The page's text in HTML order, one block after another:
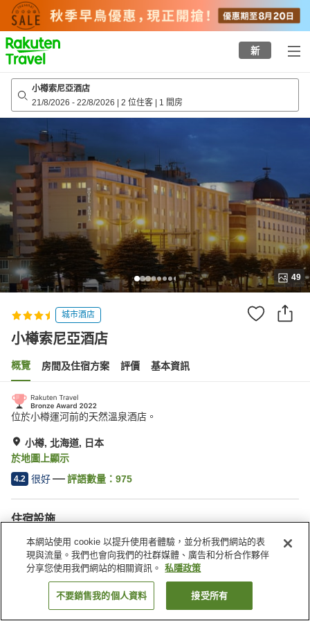
to
top
page
新
小樽索尼亞酒店
21/8/2026 - 22/8/2026 | 2 位住客 | 1 間房
49
城市酒店
小樽索尼亞酒店
概覽 房間及住宿方案 評價 基本資訊
位於小樽運河前的天然溫泉酒店。
小樽, 北海道, 日本
於地圖上顯示
4.2 很好 評語數量： 975
住宿設施
Wi-Fi
內有溫泉
咖啡廳
自動販賣機
日本 北海道 小樽 小樽索尼亞酒店
找客房
本網站使用 cookie 以提升使用者體驗，並分析我們網站的表
現與流量。我們也會向我們的社群媒體、廣告和分析合作夥伴
分享您使用我們網站的相關資訊。
私隱政策
不要銷售我的個人資料 接受所有